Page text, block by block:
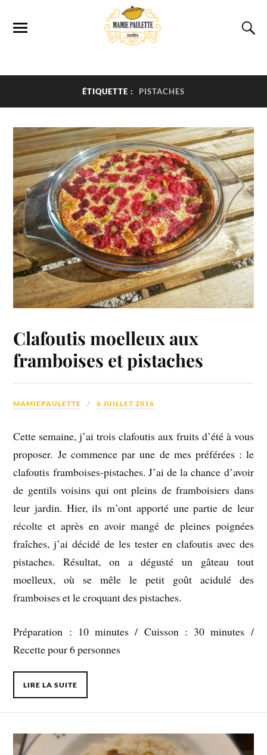
ÉTIQUETTE : PISTACHES
Clafoutis moelleux aux
framboises et pistaches
MAMIEPAULETTE 6 JUILLET 2016
Cette semaine, j’ai trois clafoutis aux fruits d’été à vous
proposer. Je commence par une de mes préférées : le
clafoutis framboises-pistaches. J’ai de la chance d’avoir
de gentils voisins qui ont pleins de framboisiers dans
leur jardin. Hier, ils m’ont apporté une partie de leur
récolte et après en avoir mangé de pleines poignées
fraîches, j’ai décidé de les tester en clafoutis avec des
pistaches. Résultat, on a dégusté un gâteau tout
moelleux, où se mêle le petit goût acidulé des
framboises et le croquant des pistaches.
Préparation : 10 minutes / Cuisson : 30 minutes /
Recette pour 6 personnes
LIRE LA SUITE